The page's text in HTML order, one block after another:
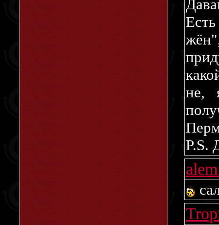
не,
P.S.